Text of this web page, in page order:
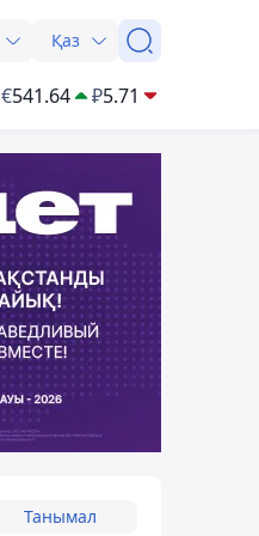
Қаз
€541.64 ₽5.71
Танымал